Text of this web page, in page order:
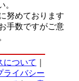
。
努めております
手数ですがご意
について
ライバシー